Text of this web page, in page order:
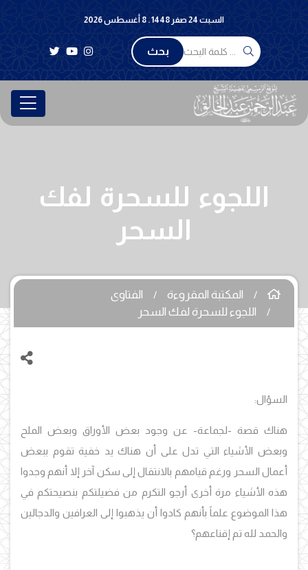
السبت 24 صفر 1448 . 8 أغسطس 2026
بحث
اللجوء للسحرة لفك
السحر
المكتبة المقروءة
الفتاوى
اللجوء للسحرة لفك السحر
السؤال:
هناك قصة -لجماعة- عن وجود بعض الأوراق وبعض الملح
وبعض الأشياء التي تدل على أن هناك يد خفية تقوم ببعض
أعمال السحر ورغم قيامهم بالانتقال إلى سكن آخر إلا أنهم وجدوا
هذه الأشياء مرة أخرى أرجو التكرم من فضيلتكم بنصيحتكم في
هذا الموضوع علماً بأنهم كادوا أن يذهبوا إلى العرافين والدجالين
والحمد لله تم إقناعهم؟